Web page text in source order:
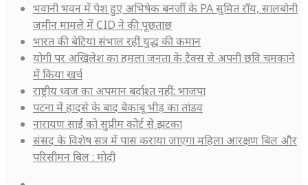
भवानी भवन में पेश हुए अभिषेक बनर्जी के PA सुमित रॉय, सालबोनी
जमीन मामले में CID ने की पूछताछ
भारत की बेटियां संभाल रहीं युद्ध की कमान
योगी पर अखिलेश का हमला जनता के टैक्स से अपनी छवि चमकाने
में किया खर्च
राष्ट्रीय ध्वज का अपमान बर्दाश्त नहीं: भाजपा
पटना में हादसे के बाद बेकाबू भीड़ का तांडव
नारायण साईं को सुप्रीम कोर्ट से झटका
संसद के विशेष सत्र में पास कराया जाएगा महिला आरक्षण बिल और
परिसीमन बिल : मोदी